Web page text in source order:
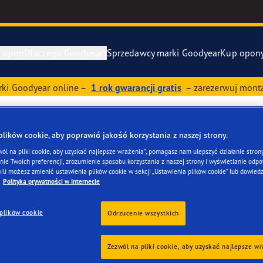
zapasowemobilności elektrycznej
RACING
Vector
UltraGrip
Sprzedawcy marki GoodyearKup
Goodyear online – 1 rok gwarancji gratis – zarezerwuj
WARSZAWA
cookie, aby poprawić jakość korzystania z naszej strony.
na pliki cookie, aby uzyskać najlepsze wrażenia”, pomagasz nam ulepszyć działanie
Twoich preferencji, zrozumienie sposobu korzystania z naszej strony i wyświetlanie
możesz zmienić ustawienia plików cookie w sekcji „Ustawienia plików cookie” lub
Polityka prywatności w Internecie
cookie Odrzucenie wszystkich
Zezwól na pliki cookie, aby uzyskać najlepsze